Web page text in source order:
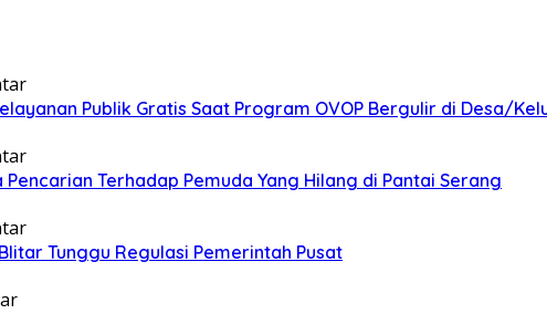
Publik Gratis Saat Program OVOP Bergulir di Desa/
Terhadap Pemuda Yang Hilang di Pantai Serang
Tunggu Regulasi Pemerintah Pusat